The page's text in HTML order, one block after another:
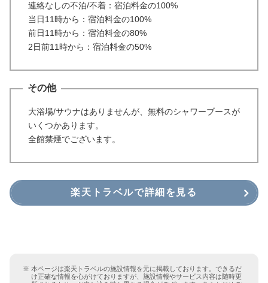
連絡なしの不泊/不着：宿泊料金の100%
当日11時から：宿泊料金の100%
前日11時から：宿泊料金の80%
2日前11時から：宿泊料金の50%
その他
大浴場/サウナはありませんが、無料のシャワーブースが
いくつかあります。
全館禁煙でございます。
楽天トラベルで詳細を見る
本ページは楽天トラベルの施設情報を元に掲載しております。できるだ
け正確な情報を心がけておりますが、施設情報やサービス内容は随時更